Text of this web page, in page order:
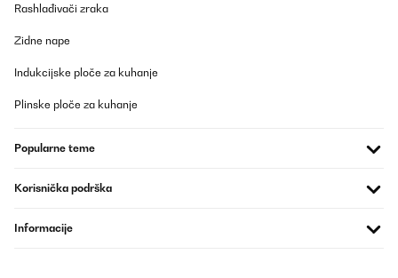
Rashlađivači zraka
Zidne nape
Indukcijske ploče za kuhanje
Plinske ploče za kuhanje
Popularne teme
Korisnička podrška
Informacije